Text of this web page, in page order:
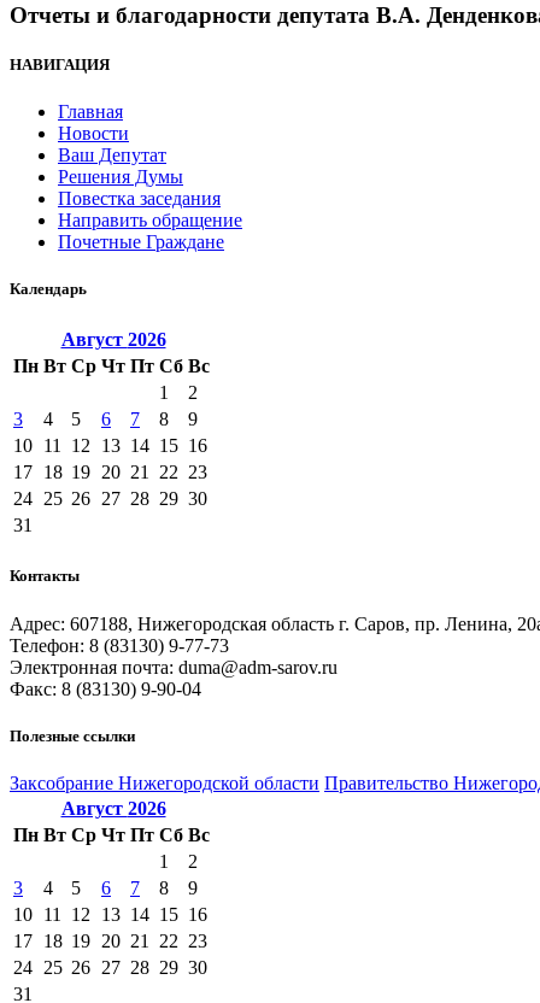
Отчеты и благодарности депутата В.А.
НАВИГАЦИЯ
Главная
Новости
Ваш Депутат
Решения Думы
Повестка заседания
Направить обращение
Почетные Граждане
Календарь
Август 2026
Пн Вт Ср Чт Пт Сб Вс
1
2
3
4 5 6 7 8
9
10 11 12 13 14 15 16
17 18 19 20 21 22 23
24 25 26 27 28 29 30
31
Контакты
Адрес: 607188, Нижегородская область г. Саров, пр. Ленина,
Телефон: 8 (83130) 9-77-73
Электронная почта: duma@adm-sarov.ru
Факс: 8 (83130) 9-90-04
Полезные ссылки
Закcобрание Нижегородской области Правительство
Август 2026
Пн Вт Ср Чт Пт Сб Вс
1
2
3
4 5 6 7 8
9
10 11 12 13 14 15 16
17 18 19 20 21 22 23
24 25 26 27 28 29 30
31